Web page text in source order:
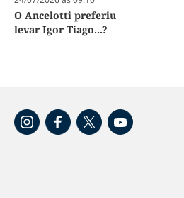
O Ancelotti preferiu
levar Igor Tiago...?